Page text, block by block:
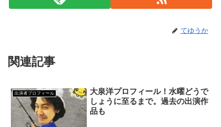
てゆうか
関連記事
出演者プロフィール
大泉洋プロフィール！水曜どうで
しょうに至るまで。過去の出演作
品も